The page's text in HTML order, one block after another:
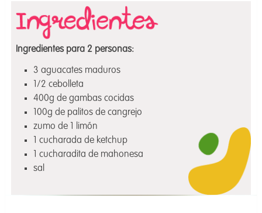
Ingredientes para 2 personas:
3 aguacates maduros
1/2 cebolleta
400g de gambas cocidas
100g de palitos de cangrejo
zumo de 1 limón
1 cucharada de ketchup
1 cucharadita de mahonesa
sal